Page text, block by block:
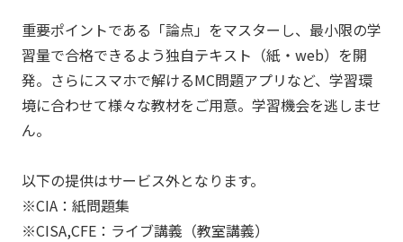
重要ポイントである「論点」をマスターし、最小限の学
習量で合格できるよう独自テキスト（紙・web）を開
発。さらにスマホで解けるMC問題アプリなど、学習環
境に合わせて様々な教材をご用意。学習機会を逃しませ
ん。
以下の提供はサービス外となります。
※CIA：紙問題集
※CISA,CFE：ライブ講義（教室講義）